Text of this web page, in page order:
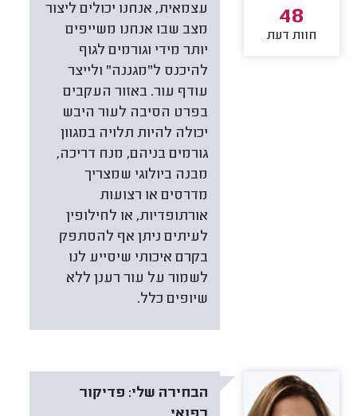
עצמאית, אנחנו יכולים ליצור
מצב שבו אנחנו משייפים
יותר מידי וגורמים לגוף
להיכנס ל"מגננה" ולייצר
עודף עור. באזור העקבים
בפרט הסיבה לעור היבש
יכולה להיות תלויה במגוון
גורמים בניהם, מנח דריכה,
מבנה ביולוגי שמצריך
מדרסים או רצועות
אורתופדיות, או לחילופין
לעיתים ניתן אף להסתפק
בקרם איכותי שיסייע לנו
לשמור על עור רענן ללא
שיופים כלל.
48
חוות דעת
הבחירה שלי: פדיקור